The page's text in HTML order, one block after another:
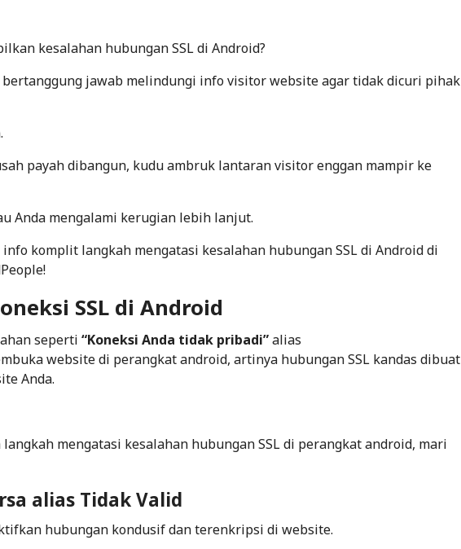
kesalahan hubungan SSL di Android?
jawab melindungi info visitor website agar tidak dicuri pihak
payah dibangun, kudu ambruk lantaran visitor enggan mampir ke
Anda mengalami kerugian lebih lanjut.
komplit langkah mengatasi kesalahan hubungan SSL di Android di
SSL di Android
seperti “Koneksi Anda tidak pribadi”alias
website di perangkat android, artinya hubungan SSL kandas dibuat
Anda.
mengatasi kesalahan hubungan SSL di perangkat android, mari
alias Tidak Valid
hubungan kondusif dan terenkripsi di website.